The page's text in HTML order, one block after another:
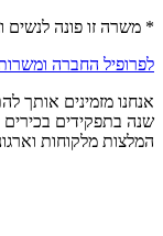
* משרה זו פונה לנשים
לפרופיל החברה
אנחנו מזמינים אותך
שנה בתפקידים
המלצות מלקוחות